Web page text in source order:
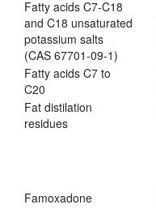
Fatty acids C7-C18
and C18 unsaturated
potassium salts
(CAS 67701-09-1)
Fatty acids C7 to
C20
Fat distilation
residues
Famoxadone